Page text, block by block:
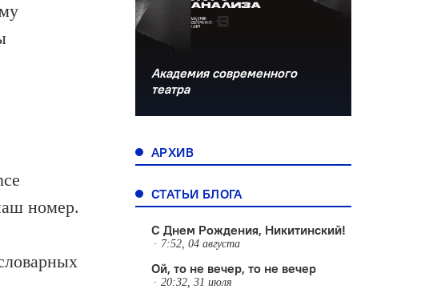
номер.
Академия современного
театра
АРХИВ
СТАТЬИ БЛОГА
С Днем Рождения, Никитинский!
7:52, 04 августа
Ой, то не вечер, то не вечер
20:32, 31 июля